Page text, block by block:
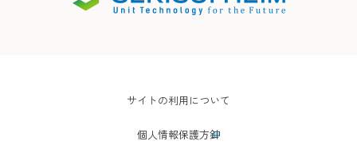
サイトの利用について
個人情報保護方針